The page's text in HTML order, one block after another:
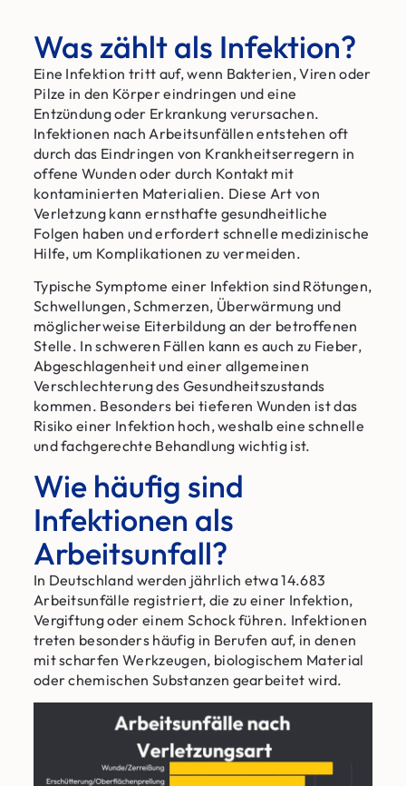
Was zählt als Infektion?
Eine Infektion tritt auf, wenn Bakterien, Viren oder
Pilze in den Körper eindringen und eine
Entzündung oder Erkrankung verursachen.
Infektionen nach Arbeitsunfällen entstehen oft
durch das Eindringen von Krankheitserregern in
offene Wunden oder durch Kontakt mit
kontaminierten Materialien. Diese Art von
Verletzung kann ernsthafte gesundheitliche
Folgen haben und erfordert schnelle medizinische
Hilfe, um Komplikationen zu vermeiden.
Typische Symptome einer Infektion sind Rötungen,
Schwellungen, Schmerzen, Überwärmung und
möglicherweise Eiterbildung an der betroffenen
Stelle. In schweren Fällen kann es auch zu Fieber,
Abgeschlagenheit und einer allgemeinen
Verschlechterung des Gesundheitszustands
kommen. Besonders bei tieferen Wunden ist das
Risiko einer Infektion hoch, weshalb eine schnelle
und fachgerechte Behandlung wichtig ist.
Wie häufig sind
Infektionen als
Arbeitsunfall?
In Deutschland werden jährlich etwa 14.683
Arbeitsunfälle registriert, die zu einer Infektion,
Vergiftung oder einem Schock führen. Infektionen
treten besonders häufig in Berufen auf, in denen
mit scharfen Werkzeugen, biologischem Material
oder chemischen Substanzen gearbeitet wird.